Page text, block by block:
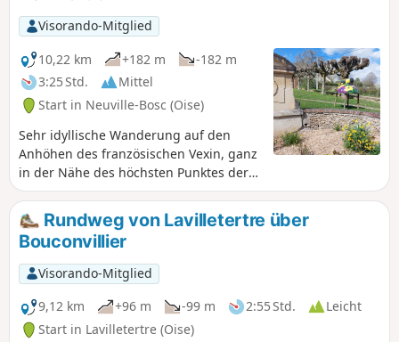
Visorando-Mitglied
10,22 km
+182 m
-182 m
3:25 Std.
Mittel
Start in Neuville-Bosc (Oise)
Sehr idyllische Wanderung auf den
Anhöhen des französischen Vexin, ganz
in der Nähe des höchsten Punktes der
Île-de-France. Durchquere einen
schönen Wald bis zum Haus, in dem
Sarah Bernhardt gewohnt hat. Der
Rückweg führt über Felder durch eine
schöne Landschaft am Rande der
Picardie.
Rundweg von Lavilletertre über
Bouconvillier
Visorando-Mitglied
9,12 km
+96 m -99 m 2:55 Std.
Leicht
Start in Lavilletertre (Oise)